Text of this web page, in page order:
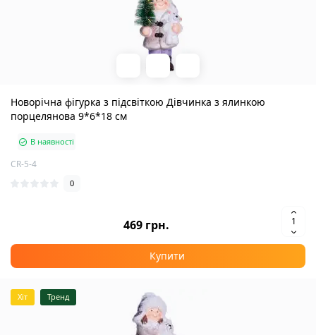
Новорічна фігурка з підсвіткою Дівчинка з ялинкою
порцелянова 9*6*18 см
В наявності
CR-5-4
0
469 грн.
Купити
Хіт Тренд